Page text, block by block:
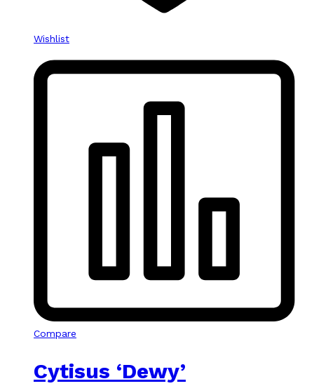
Wishlist
Compare
Cytisus ‘Dewy’